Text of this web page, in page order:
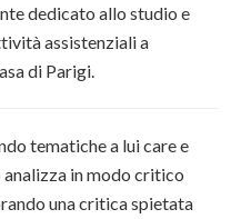
dedicato allo studio e
assistenziali a
di Parigi.
tematiche a lui care e
in modo critico
una critica spietata